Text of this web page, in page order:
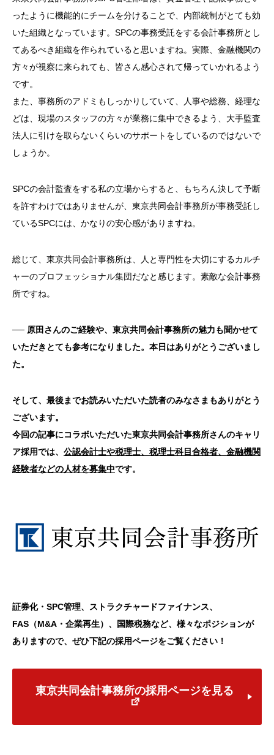
ったように機能的にチームを分けることで、内部統制がとても効
いた組織となっています。 SPCの事務受託をする会計事務所とし
てあるべき組織を作られていると思いますね。実際、金融機関の
方々が視察に来られても、皆さん感心されて帰っていかれるよう
です。
また、事務所のアドミもしっかりしていて、人事や総務、経理な
どは、現場のスタッフの方々が業務に集中できるよう、大手監査
法人に引けを取らないくらいのサポートをしているのではないで
しょうか。
SPCの会計監査をする私の立場からすると、もちろん決して予断
を許すわけではありませんが、東京共同会計事務所が事務受託し
ているSPCには、かなりの安心感がありますね。
総じて、東京共同会計事務所は、人と専門性を大切にするカルチ
ャーのプロフェッショナル集団だなと感じます。素敵な会計事務
所ですね。
── 原田さんのご経験や、東京共同会計事務所の魅力も聞かせて
いただきとても参考になりました。本日はありがとうございまし
た。
そして、最後までお読みいただいた読者のみなさまもありがとう
ございます。
今回の記事にコラボいただいた東京共同会計事務所さんのキャリ
ア採用では、 公認会計士や税理士、税理士科目合格者、金融機関
経験者などの人材を募集中です。
証券化・ SPC管理、ストラクチャードファイナンス、
FAS （M&A ・企業再生）、国際税務など、様々なポジションが
ありますので、ぜひ下記の採用ページをご覧ください！
東京共同会計事務所の採用ページを見る